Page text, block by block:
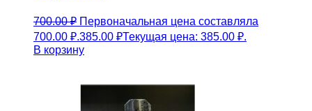
700.00₽ Первоначальная цена составляла
700.00 ₽.385.00 ₽Текущая цена: 385.00 ₽.
В корзину